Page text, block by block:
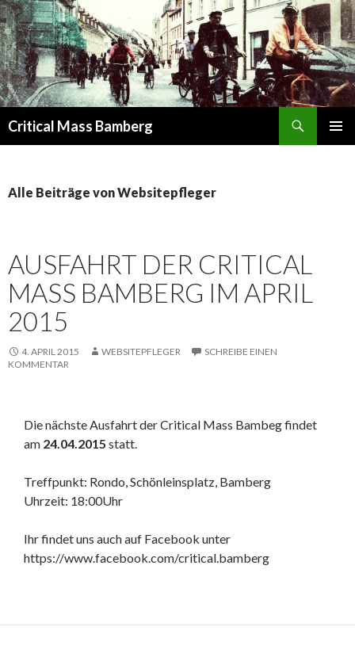
Critical Mass Bamberg
Alle Beiträge von Websitepfleger
AUSFAHRT DER CRITICAL
MASS BAMBERG IM APRIL
2015
4. APRIL 2015 WEBSITEPFLEGER
SCHREIBE EINEN
KOMMENTAR
Die nächste Ausfahrt der Critical Mass Bambeg findet
am 24.04.2015 statt.
Treffpunkt: Rondo, Schönleinsplatz, Bamberg
Uhrzeit: 18:00Uhr
Ihr findet uns auch auf Facebook unter
https://www.facebook.com/critical.bamberg